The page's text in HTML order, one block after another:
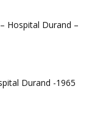
Hospital Durand –
Durand -1965